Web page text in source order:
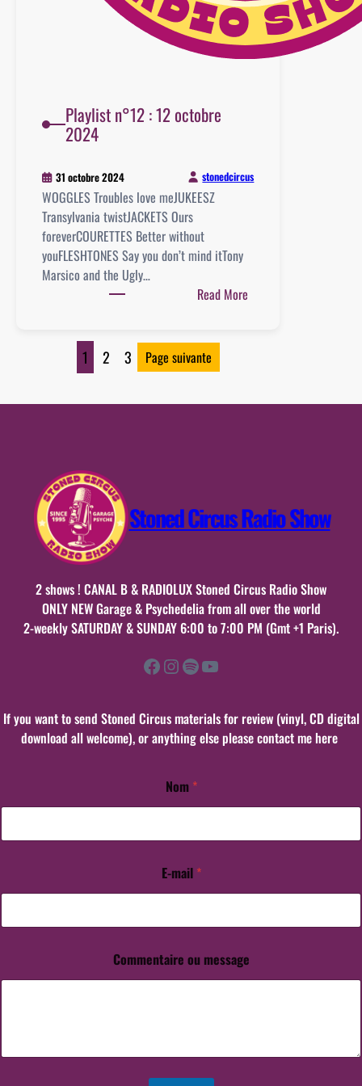
Playlist n°12 : 12 octobre
2024
31 octobre 2024 stonedcircus
WOGGLES Troubles love meJUKEESZ
Transylvania twistJACKETS Ours
foreverCOURETTES Better without
youFLESHTONES Say you don’t mind itTony
Marsico and the Ugly…
Read More
2024
1 2 3 Page suivante
Stoned Circus Radio Show
2 shows ! CANAL B & RADIOLUX Stoned Circus Radio Show
ONLY NEW Garage & Psychedelia from all over the world
2-weekly SATURDAY & SUNDAY 6:00 to 7:00 PM (Gmt +1 Paris).
Facebook Instagram Spotify YouTube
If you want to send Stoned Circus materials for review (vinyl, CD digital
download all welcome), or anything else please contact me here
m
e
s
g
m
i
l
Nom *
E-mail *
Commentaire ou message